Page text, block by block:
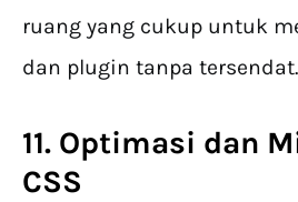
ruang yang cukup untuk
dan plugin tanpa tersendat.
11. Optimasi dan
CSS